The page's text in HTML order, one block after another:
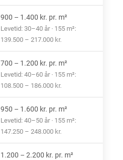
900 – 1.400 kr. pr. m²
Levetid: 30–40 år · 155 m²:
139.500 – 217.000 kr.
700 – 1.200 kr. pr. m²
Levetid: 40–60 år · 155 m²:
108.500 – 186.000 kr.
950 – 1.600 kr. pr. m²
Levetid: 40–50 år · 155 m²:
147.250 – 248.000 kr.
1.200 – 2.200 kr. pr. m²